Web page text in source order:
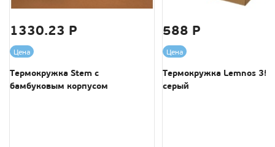
1330.23 Р
Цена
Термокружка Stem с
бамбуковым корпусом
588 Р
Цена
Термокружка Lemnos
серый